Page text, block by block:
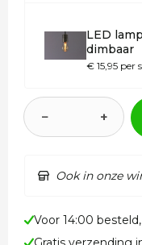
LED
dimbaar
€ 15,95 per
− +
Ook in onze
Voor 14:00